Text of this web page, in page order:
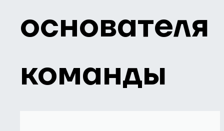
основателя
команды